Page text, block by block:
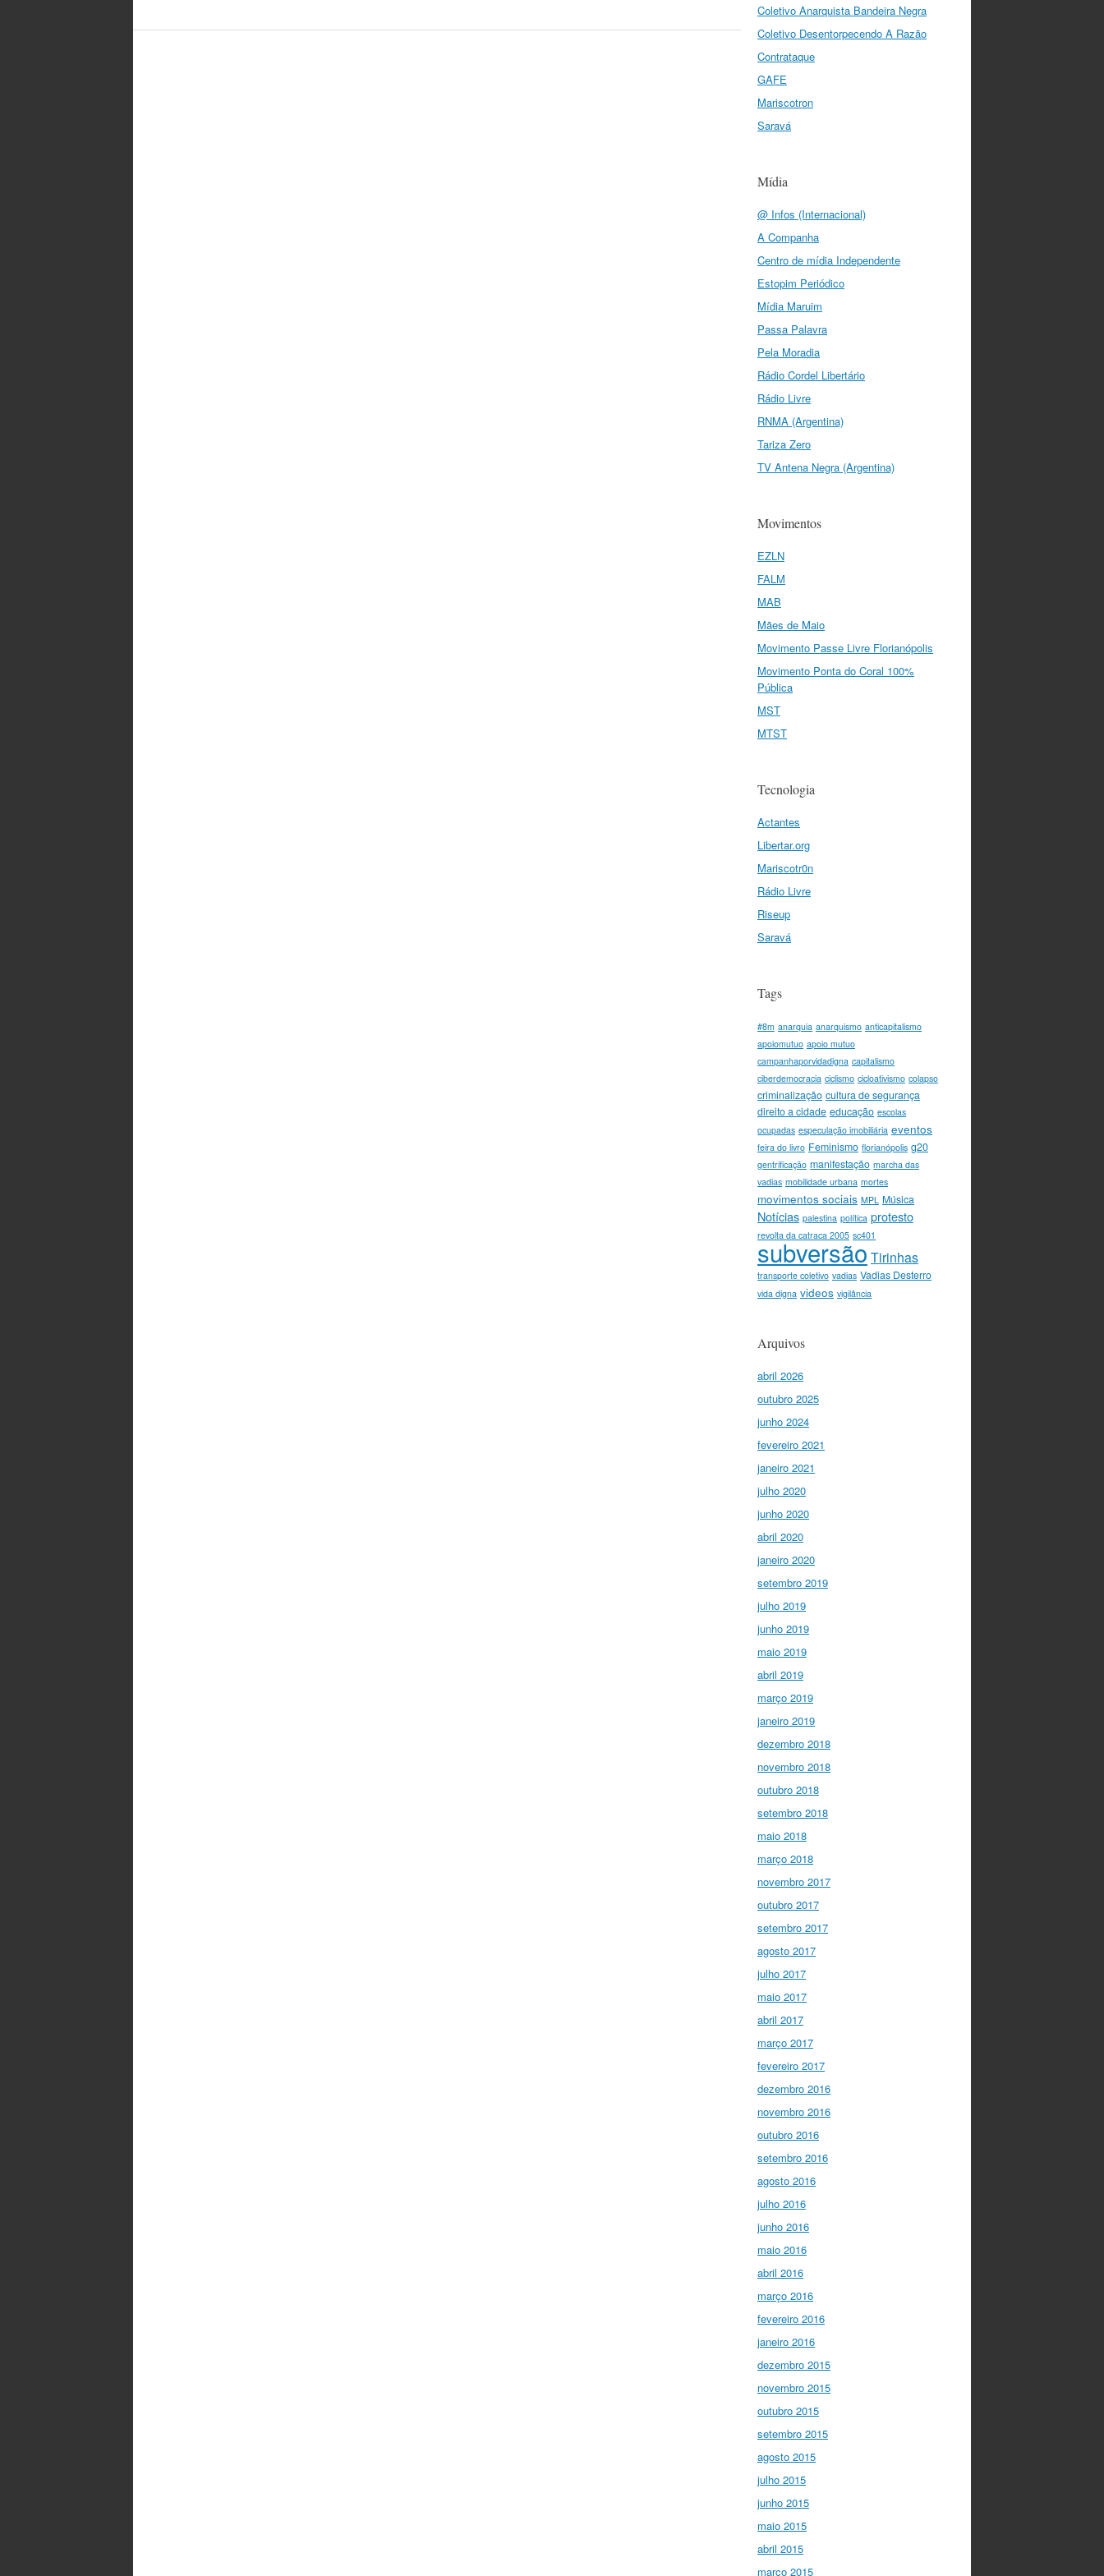
Coletivo Anarquista Bandeira Negra
Coletivo Desentorpecendo A Razão
Contrataque
GAFE
Mariscotron
Saravá
Mídia
@ Infos (Internacional)
A Companha
Centro de mídia Independente
Estopim Periódico
Mídia Maruim
Passa Palavra
Pela Moradia
Rádio Cordel Libertário
Rádio Livre
RNMA (Argentina)
Tariza Zero
TV Antena Negra (Argentina)
Movimentos
EZLN
FALM
MAB
Mães de Maio
Movimento Passe Livre Florianópolis
Movimento Ponta do Coral 100%
Pública
MST
MTST
Tecnologia
Actantes
Libertar.org
Mariscotr0n
Rádio Livre
Riseup
Saravá
Tags
#8m anarquia anarquismo anticapitalismo
apoiomutuo apoio mutuo
campanhaporvidadigna capitalismo
ciberdemocracia ciclismo cicloativismo colapso
criminalização cultura de segurança
direito a cidade educação escolas
ocupadas especulação imobiliária eventos
feira do livro Feminismo florianópolis g20
gentrificação manifestação marcha das
vadias mobilidade urbana mortes
movimentos sociais MPL Música
Notícias palestina política protesto
revolta da catraca 2005 sc401
subversãoTirinhas
transporte coletivo vadias Vadias Desterro
vida digna videos vigilância
Arquivos
abril 2026
outubro 2025
junho 2024
fevereiro 2021
janeiro 2021
julho 2020
junho 2020
abril 2020
janeiro 2020
setembro 2019
julho 2019
junho 2019
maio 2019
abril 2019
março 2019
janeiro 2019
dezembro 2018
novembro 2018
outubro 2018
setembro 2018
maio 2018
março 2018
novembro 2017
outubro 2017
setembro 2017
agosto 2017
julho 2017
maio 2017
abril 2017
março 2017
fevereiro 2017
dezembro 2016
novembro 2016
outubro 2016
setembro 2016
agosto 2016
julho 2016
junho 2016
maio 2016
abril 2016
março 2016
fevereiro 2016
janeiro 2016
dezembro 2015
novembro 2015
outubro 2015
setembro 2015
agosto 2015
julho 2015
junho 2015
maio 2015
abril 2015
março 2015